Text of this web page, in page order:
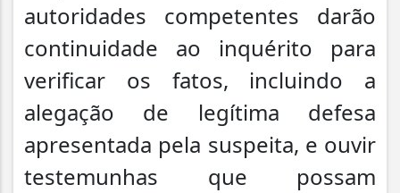
autoridades competentes darão
continuidade ao inquérito para
verificar os fatos, incluindo a
alegação de legítima defesa
apresentada pela suspeita, e ouvir
testemunhas que possam